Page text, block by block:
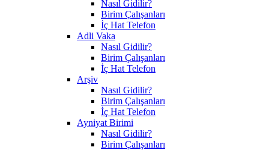
Nasıl Gidilir?
Birim Çalışanları
İç Hat Telefon
Adli Vaka
Nasıl Gidilir?
Birim Çalışanları
İç Hat Telefon
Arşiv
Nasıl Gidilir?
Birim Çalışanları
İç Hat Telefon
Ayniyat Birimi
Nasıl Gidilir?
Birim Çalışanları